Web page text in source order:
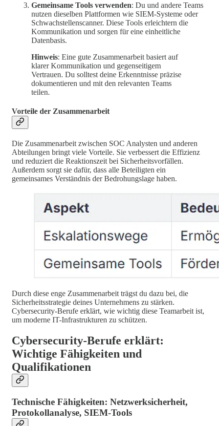
Gemeinsame Tools verwenden: Du und andere Teams
nutzen dieselben Plattformen wie SIEM-Systeme oder
Schwachstellenscanner. Diese Tools erleichtern die
Kommunikation und sorgen für eine einheitliche
Datenbasis.
Hinweis: Eine gute Zusammenarbeit basiert auf
klarer Kommunikation und gegenseitigem
Vertrauen. Du solltest deine Erkenntnisse präzise
dokumentieren und mit den relevanten Teams
teilen.
Vorteile der Zusammenarbeit
Die Zusammenarbeit zwischen SOC Analysten und anderen
Abteilungen bringt viele Vorteile. Sie verbessert die Effizienz
und reduziert die Reaktionszeit bei Sicherheitsvorfällen.
Außerdem sorgt sie dafür, dass alle Beteiligten ein
gemeinsames Verständnis der Bedrohungslage haben.
Durch diese enge Zusammenarbeit trägst du dazu bei, die
Sicherheitsstrategie deines Unternehmens zu stärken.
Cybersecurity-Berufe erklärt, wie wichtig diese Teamarbeit ist,
um moderne IT-Infrastrukturen zu schützen.
Cybersecurity-Berufe erklärt:
Wichtige Fähigkeiten und
Qualifikationen
Technische Fähigkeiten: Netzwerksicherheit,
Protokollanalyse, SIEM-Tools